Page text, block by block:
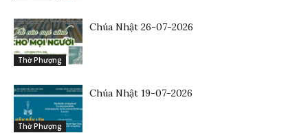
Thờ Phượng
Chúa Nhật 26-07-2026
Thờ Phượng
Chúa Nhật 19-07-2026